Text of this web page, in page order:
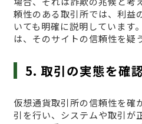
頼性のある取引所では、利益
いても明確に説明しています
は、そのサイトの信頼性を疑
5. 取引の実態を確
仮想通貨取引所の信頼性を確
引を行い、システムや取引が